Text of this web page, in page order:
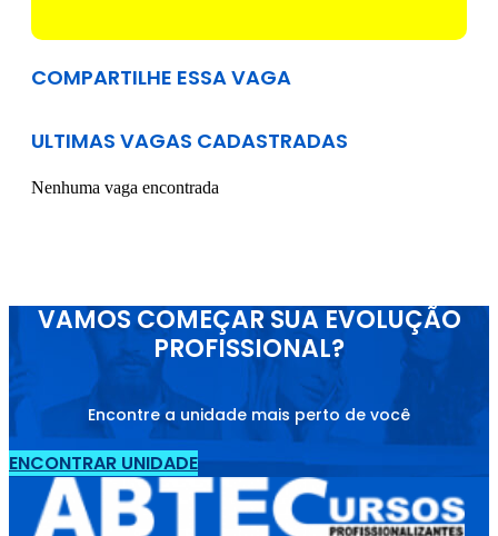
COMPARTILHE ESSA VAGA
ULTIMAS VAGAS CADASTRADAS
Nenhuma vaga encontrada
VAMOS COMEÇAR SUA EVOLUÇÃO
PROFISSIONAL?
Encontre a unidade mais perto de você
ENCONTRAR UNIDADE